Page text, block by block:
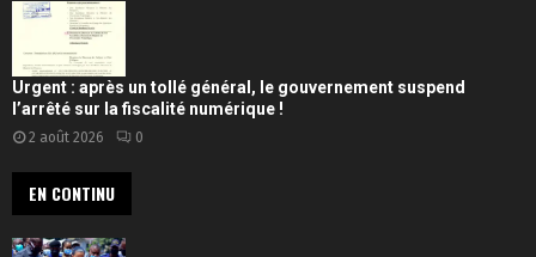
Urgent : après un tollé général, le gouvernement suspend
l’arrêté sur la fiscalité numérique !
2 août 2026 0
EN CONTINU